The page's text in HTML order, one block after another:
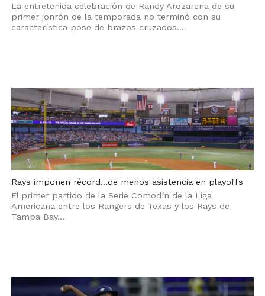
La entretenida celebración de Randy Arozarena de su
primer jonrón de la temporada no terminó con su
característica pose de brazos cruzados....
Rays imponen récord…de menos asistencia en playoffs
El primer partido de la Serie Comodín de la Liga
Americana entre los Rangers de Texas y los Rays de
Tampa Bay...